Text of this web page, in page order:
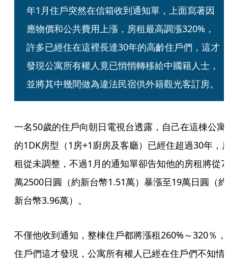
年1月住戶突然在信箱收到通知單，上面寫著因
應物價和公共費用上漲，房租最高調漲320%，
許多已經住在這裡長達30年的高齡住戶們，這才
發現公寓所有權人竟已悄悄轉移給中國籍人士，
並將其中幾間做為違法民宿供外籍觀光客訂房。
一名50歲的住戶向朝日電視台透露，自己在這棟公寓
的1DK房型（1房+1廚房及客廳）已經住超過30年，
租從未調整，不過1月的通知單卻告知他的房租將從7
萬2500日圓（約新台幣1.51萬）暴漲至19萬日圓（約
新台幣3.96萬）。
不僅他收到通知，整棟住戶都將漲租260%～320％，
住戶們這才發現，公寓所有權人已經在住戶們不知情